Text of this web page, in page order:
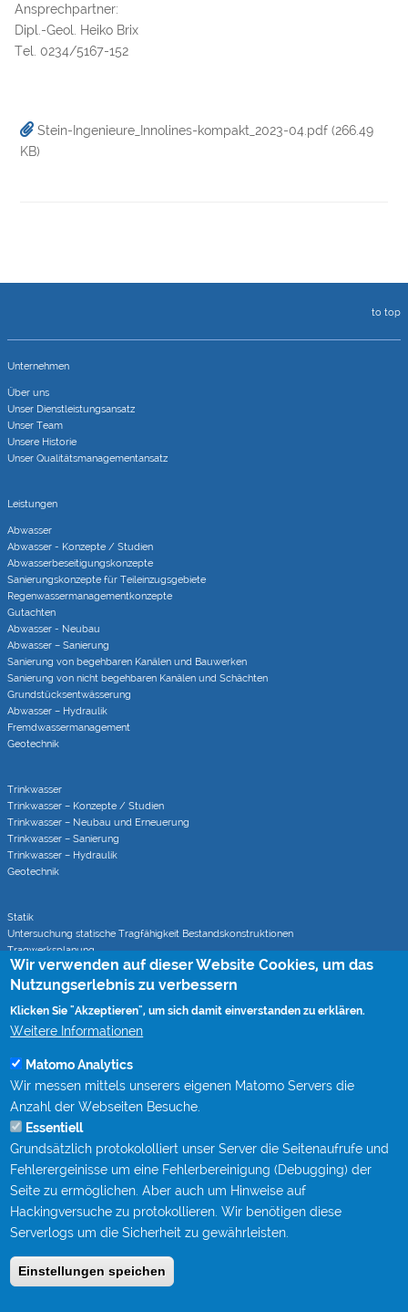
Ansprechpartner:
Dipl.-Geol. Heiko Brix
Tel. 0234/5167-152
Stein-Ingenieure_Innolines-kompakt_2023-04.pdf (266.49
KB)
to top
Unternehmen
Über uns
Unser Dienstleistungsansatz
Unser Team
Unsere Historie
Unser Qualitätsmanagementansatz
Leistungen
Abwasser
Abwasser - Konzepte / Studien
Abwasserbeseitigungs­konzepte
Sanierungs­konzepte für Teileinzugs­gebiete
Regenwasser­managementkonzepte
Gutachten
Abwasser - Neubau
Abwasser – Sanierung
Sanierung von begehbaren Kanälen und Bauwerken
Sanierung von nicht begehbaren Kanälen und Schächten
Grundstücks­entwässerung
Abwasser – Hydraulik
Fremdwasser­manage­ment
Geotechnik
Trinkwasser
Trinkwasser – Konzepte / Studien
Trinkwasser – Neubau und Erneuerung
Trinkwasser – Sanierung
Trinkwasser – Hydraulik
Geotechnik
Statik
Untersuchung statische Tragfähigkeit Bestandskonstruktionen
Tragwerksplanung
Statische Berechnungen bei Sanierungsverfahren
Rohrvortrieb
Monitoring von Rohrvortrieben (CoJack)
Wissen
Berufsbegleitende Qualifizierung bei STEIN Ingenieure
Publikationen
Fachgespräche Rohrvortrieb
Kanalgipfel
Kontakt
Impressum
Wir verwenden auf dieser Website Cookies, um das
Nutzungserlebnis zu verbessern
Klicken Sie "Akzeptieren", um sich damit einverstanden zu erklären.
Weitere Informationen
Matomo Analytics
Wir messen mittels unserers eigenen Matomo Servers die
Anzahl der Webseiten Besuche.
Essentiell
Grundsätzlich protokololliert unser Server die Seitenaufrufe und
Fehlerergeinisse um eine Fehlerbereinigung (Debugging) der
Seite zu ermöglichen. Aber auch um Hinweise auf
Hackingversuche zu protokollieren. Wir benötigen diese
Serverlogs um die Sicherheit zu gewährleisten.
Einstellungen speichen